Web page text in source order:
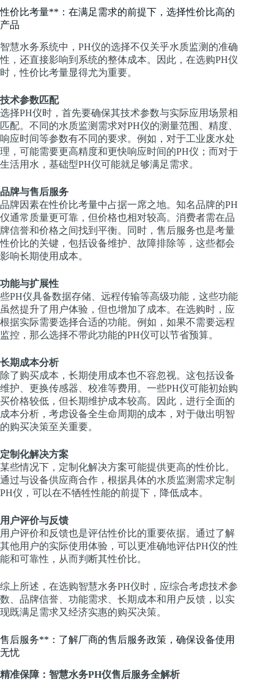
性价比考量**：在满足需求的前提下，选择性价比高的
产品
智慧水务系统中，PH仪的选择不仅关乎水质监测的准确
性，还直接影响到系统的整体成本。因此，在选购PH仪
时，性价比考量显得尤为重要。
技术参数匹配
选择PH仪时，首先要确保其技术参数与实际应用场景相
匹配。不同的水质监测需求对PH仪的测量范围、精度、
响应时间等参数有不同的要求。例如，对于工业废水处
理，可能需要更高精度和更快响应时间的PH仪；而对于
生活用水，基础型PH仪可能就足够满足需求。
品牌与售后服务
品牌因素在性价比考量中占据一席之地。知名品牌的PH
仪通常质量更可靠，但价格也相对较高。消费者需在品
牌信誉和价格之间找到平衡。同时，售后服务也是考量
性价比的关键，包括设备维护、故障排除等，这些都会
影响长期使用成本。
功能与扩展性
些PH仪具备数据存储、远程传输等高级功能，这些功能
虽然提升了用户体验，但也增加了成本。在选购时，应
根据实际需要选择合适的功能。例如，如果不需要远程
监控，那么选择不带此功能的PH仪可以节省预算。
长期成本分析
除了购买成本，长期使用成本也不容忽视。这包括设备
维护、更换传感器、校准等费用。一些PH仪可能初始购
买价格较低，但长期维护成本较高。因此，进行全面的
成本分析，考虑设备全生命周期的成本，对于做出明智
的购买决策至关重要。
定制化解决方案
某些情况下，定制化解决方案可能提供更高的性价比。
通过与设备供应商合作，根据具体的水质监测需求定制
PH仪，可以在不牺牲性能的前提下，降低成本。
用户评价与反馈
用户评价和反馈也是评估性价比的重要依据。通过了解
其他用户的实际使用体验，可以更准确地评估PH仪的性
能和可靠性，从而判断其性价比。
综上所述，在选购智慧水务PH仪时，应综合考虑技术参
数、品牌信誉、功能需求、长期成本和用户反馈，以实
现既满足需求又经济实惠的购买决策。
售后服务**：了解厂商的售后服务政策，确保设备使用
无忧
精准保障：智慧水务PH仪售后服务全解析